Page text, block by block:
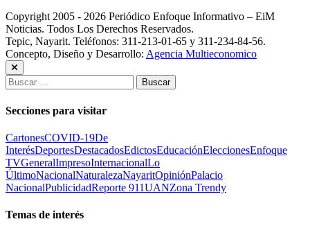
Copyright 2005 - 2026 Periódico Enfoque Informativo – EiM
Noticias. Todos Los Derechos Reservados.
Tepic, Nayarit. Teléfonos: 311-213-01-65 y 311-234-84-56.
Concepto, Diseño y Desarrollo: Agencia Multieconomico
Buscar:
Secciones para visitar
CartonesCOVID-19De
InterésDeportesDestacadosEdictosEducaciónEleccionesEnfoque
TVGeneralImpresoInternacionalLo
ÚltimoNacionalNaturalezaNayaritOpiniónPalacio
NacionalPublicidadReporte 911UANZona Trendy
Temas de interés